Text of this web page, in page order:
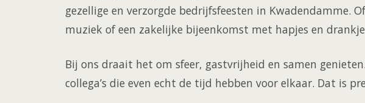
gezellige en verzorgde bedrijfsfeesten in Kwadendamme.
muziek of een zakelijke bijeenkomst met hapjes en
Bij ons draait het om sfeer, gastvrijheid en samen
collega’s die even echt de tijd hebben voor elkaar. Dat is